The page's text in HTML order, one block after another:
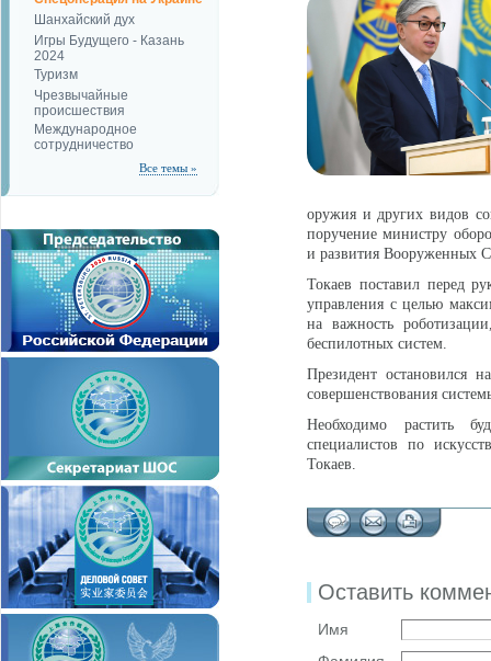
Шанхайский дух
Игры Будущего - Казань
2024
Туризм
Чрезвычайные
происшествия
Международное
сотрудничество
Все темы »
оружия и других видов
поручение министру
и развития Вооруженных
Токаев поставил перед
управления с целью
на важность
беспилотных систем.
Президент остановился
совершенствования
Необходимо растить
специалистов по
Токаев.
Оставить
Имя